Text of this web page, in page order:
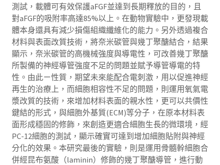
測試，載體可有效保護aFGF並達到長期釋放的目的，且
對aFGF的吸附率高達85%以上。在動物實驗中，更發現載
體本身還具有減少損傷組織纖維化的能力。另外透過複合
材料與表面改質技術，將奈米碳管與幾丁聚醣結合，結果
顯示，奈米碳管的高機械強度與導電性，可改善幾丁聚醣
所製備的神經導管強度不足的問題並賦予導管導電的特
性。由此ㄧ性質，期望未來能配合電刺激，用以促進神經
再生的治療上，而細胞相容性不足的問題，則運用氧氣電
漿改質的技術，來增加材料表面的親水性，更可以共價性
鍵結的形式，與細胞外基質(ECM)等分子，在原本材料表
面形成穩固的修飾，來創造更適合細胞生長的微環境，經
PC-12細胞的測試，顯示確實可達到增加細胞貼附與神經
分化的效果。本研究最後的實驗，則是運用骨髓幹細胞合
併經昆布氨酸（laminin）修飾的幾丁聚醣導管，進行動